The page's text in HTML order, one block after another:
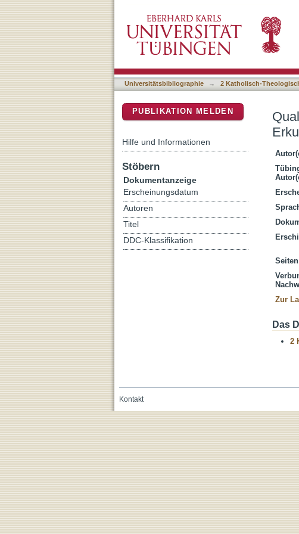
White, Bruno Latour und Adele
Universitätsbibliographie → 2 Katholisch-
Zur
Das
2
PUBLIKATION MELDEN
Hilfe und Informationen
Stöbern
Dokumentanzeige
Erscheinungsdatum
Autoren
Titel
DDC-Klassifikation
Kontakt